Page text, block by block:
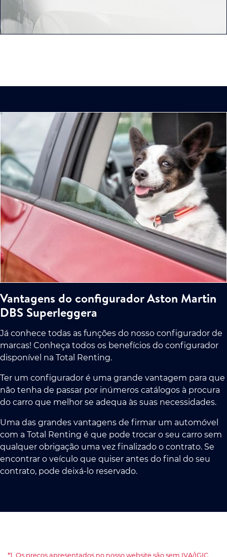
Vantagens do configurador Aston Martin
DBS Superleggera
Já conhece todas as funções do nosso configurador de
marcas! Conheça todos os benefícios do configurador
disponível na Total Renting.
Ter um configurador é uma grande vantagem para que
não tenha de passar por inúmeros catálogos à procura
do carro que melhor se adequa às suas necessidades.
Uma das grandes vantagens de firmar um automóvel
com a Total Renting é que pode trocar o seu carro sem
qualquer obrigação uma vez finalizado o contrato. Se
encontrar o veículo que quiser antes do final do seu
contrato, pode deixá-lo reservado.
*1. Os preços apresentados no nosso website são sem IVA/IGIC.